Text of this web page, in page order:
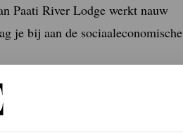
Paati River Lodge werkt nauw
je bij aan de sociaaleconomische